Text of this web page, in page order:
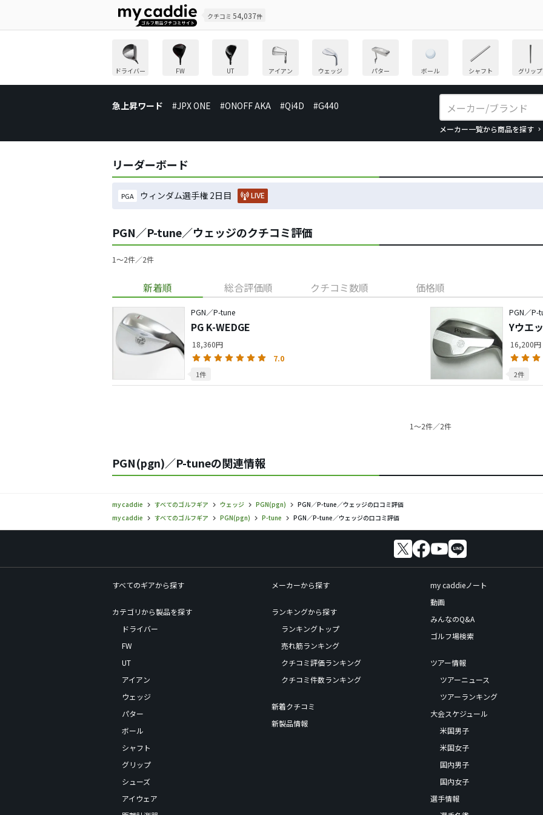
クチコミ 54,037件
ドライバー FW UT アイアン ウェッジ パター ボール シャフト グリップ
急上昇ワード #JPX ONE #ONOFF AKA #Qi4D #G440
メーカー一覧から商品を探す
リーダーボード
PGA ウィンダム選手権 2日目 LIVE
PGN／P-tune／ウェッジのクチコミ評価
1〜2件／2件
新着順 総合評価順 クチコミ数順 価格順
PGN／P-tune
PG K-WEDGE
18,360円
7.0
1件
PGN／P-
Yウエ
16,200円
2件
1〜2件／2件
PGN(pgn)／P-tuneの関連情報
my caddie すべてのゴルフギア ウェッジ PGN(pgn)
PGN／P-tune／ウェッジの口コミ評価
my caddie
すべてのゴルフギア PGN(pgn) P-tune PGN／P-tune／ウェッジの口コミ評価
すべてのギアから探す
カテゴリから製品を探す
ドライバー
FW
UT
アイアン
ウェッジ
パター
ボール
シャフト
グリップ
シューズ
アイウェア
メーカーから探す
ランキングから探す
ランキングトップ
売れ筋ランキング
クチコミ評価ランキング
クチコミ件数ランキング
新着クチコミ
新製品情報
my caddieノート
動画
みんなのQ&A
ゴルフ場検索
ツアー情報
ツアーニュース
ツアーランキング
大会スケジュール
米国男子
米国女子
国内男子
国内女子
選手情報